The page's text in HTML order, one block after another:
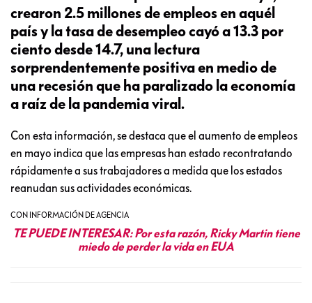
crearon 2.5 millones de empleos en aquél
país y la tasa de desempleo cayó a 13.3 por
ciento desde 14.7, una lectura
sorprendentemente positiva en medio de
una recesión que ha paralizado la economía
a raíz de la pandemia viral.
Con esta información, se destaca que el aumento de empleos
en mayo indica que las empresas han estado recontratando
rápidamente a sus trabajadores a medida que los estados
reanudan sus actividades económicas.
CON INFORMACIÓN DE AGENCIA
TE PUEDE INTERESAR:Por esta razón, Ricky Martin tiene
miedo de perder la vida en EUA